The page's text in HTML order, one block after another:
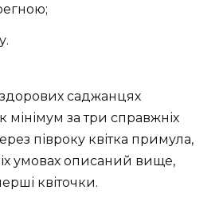
саджанцях
мінімум за три справжніх
півроку квітка примула,
умовах описаний вище,
квіточки.